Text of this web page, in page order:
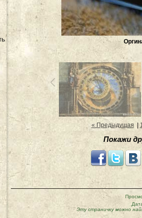
« Предыдущая |
Покажи
Эту страничку можно